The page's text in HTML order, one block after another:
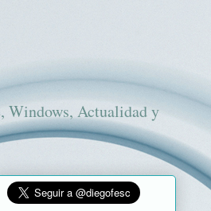
Windows, Actualidad y